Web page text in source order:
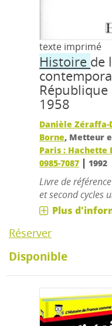
texte imprimé
Histoire de
1958
Danièle Zéraffa-
Borne, Metteur
Paris : Hachette
0985-7087 | 1992
Livre de
et second cycles
Plus
Réserver
Disponible